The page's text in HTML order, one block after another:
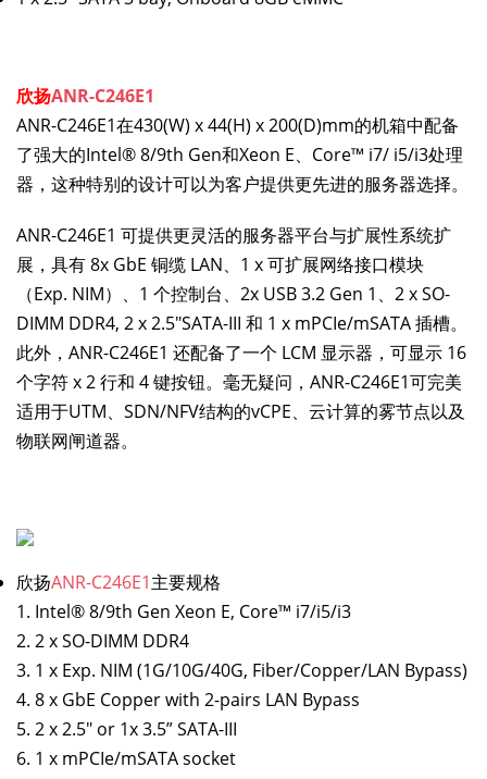
欣扬ANR-C246E1
ANR-C246E1在430(W) x 44(H) x 200(D)mm的机箱中配备
了强大的Intel® 8/9th Gen和Xeon E、Core™ i7/ i5/i3处理
器，这种特别的设计可以为客户提供更先进的服务器选择。
ANR-C246E1 可提供更灵活的服务器平台与扩展性系统扩
展，具有 8x GbE 铜缆 LAN、1 x 可扩展网络接口模块
（Exp. NIM）、1 个控制台、2x USB 3.2 Gen 1、2 x SO-
DIMM DDR4, 2 x 2.5"SATA-III 和 1 x mPCIe/mSATA 插槽。
此外，ANR-C246E1 还配备了一个 LCM 显示器，可显示 16
个字符 x 2 行和 4 键按钮。毫无疑问，ANR-C246E1可完美
适用于UTM、SDN/NFV结构的vCPE、云计算的雾节点以及
物联网闸道器。
欣扬ANR-C246E1主要规格
1. Intel® 8/9th Gen Xeon E, Core™ i7/i5/i3
2. 2 x SO-DIMM DDR4
3. 1 x Exp. NIM (1G/10G/40G, Fiber/Copper/LAN Bypass)
4. 8 x GbE Copper with 2-pairs LAN Bypass
5. 2 x 2.5" or 1x 3.5” SATA-III
6. 1 x mPCIe/mSATA socket